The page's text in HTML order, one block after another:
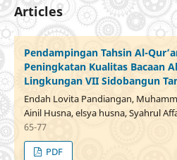
Articles
Pendampingan Tahsin Al-
Peningkatan Kualitas Bacaan
Lingkungan VII Sidobangun
Endah Lovita Pandiangan,
Ainil Husna, elsya husna, Syahrul
65-77
PDF